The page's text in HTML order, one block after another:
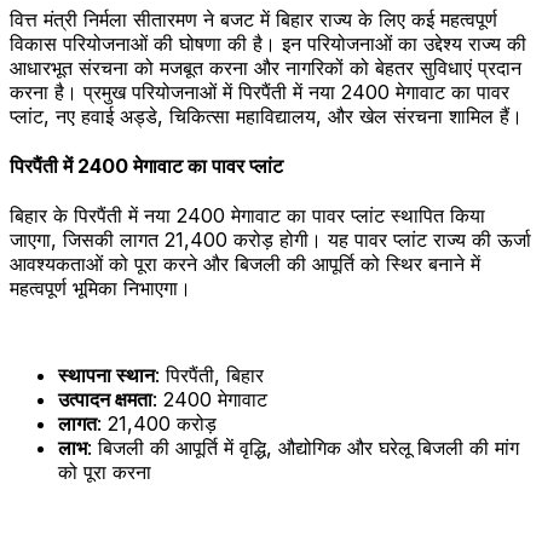
वित्त मंत्री निर्मला सीतारमण ने बजट में बिहार राज्य के लिए कई महत्वपूर्ण
विकास परियोजनाओं की घोषणा की है। इन परियोजनाओं का उद्देश्य राज्य की
आधारभूत संरचना को मजबूत करना और नागरिकों को बेहतर सुविधाएं प्रदान
करना है। प्रमुख परियोजनाओं में पिरपैंती में नया 2400 मेगावाट का पावर
प्लांट, नए हवाई अड्डे, चिकित्सा महाविद्यालय, और खेल संरचना शामिल हैं।
पिरपैंती में 2400 मेगावाट का पावर प्लांट
बिहार के पिरपैंती में नया 2400 मेगावाट का पावर प्लांट स्थापित किया
जाएगा, जिसकी लागत ₹21,400 करोड़ होगी। यह पावर प्लांट राज्य की ऊर्जा
आवश्यकताओं को पूरा करने और बिजली की आपूर्ति को स्थिर बनाने में
महत्वपूर्ण भूमिका निभाएगा।
स्थापना स्थान: पिरपैंती, बिहार
उत्पादन क्षमता: 2400 मेगावाट
लागत: ₹21,400 करोड़
लाभ: बिजली की आपूर्ति में वृद्धि, औद्योगिक और घरेलू बिजली की मांग
को पूरा करना